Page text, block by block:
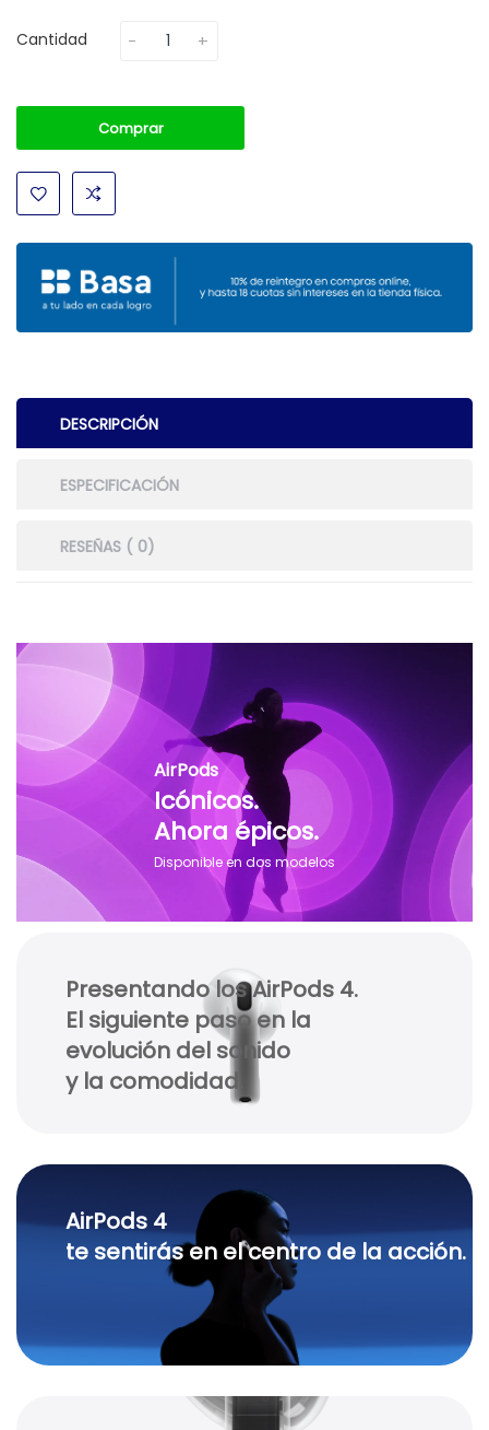
Cantidad
Comprar
DESCRIPCIÓN
ESPECIFICACIÓN
RESEÑAS ( 0)
AirPods
Icónicos.
Ahora épicos.
Disponible en dos modelos
Presentando los AirPods 4.
El siguiente paso en la
evolución del sonido
y la comodidad.
AirPods 4
te sentirás en el centro de la acción.